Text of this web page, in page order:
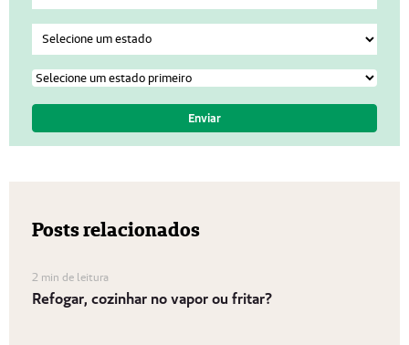
Posts relacionados
2 min de leitura
Refogar, cozinhar no vapor ou fritar?